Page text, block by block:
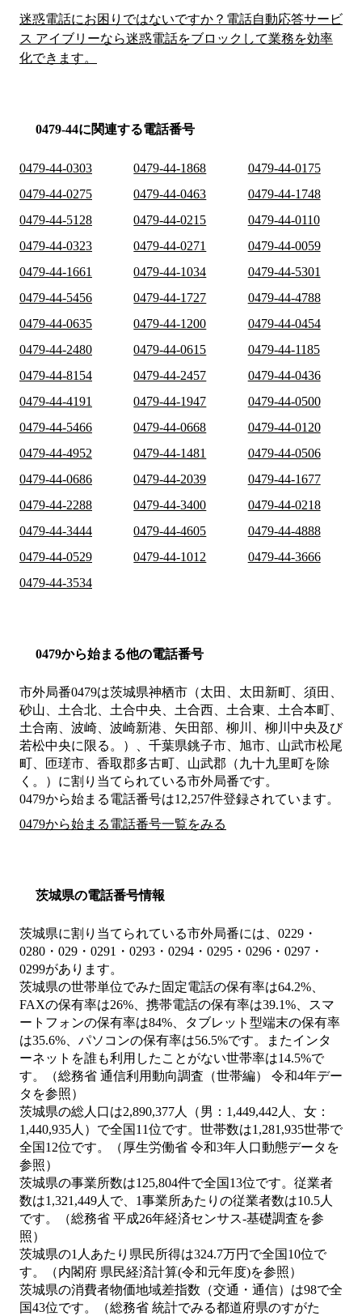
迷惑電話にお困りではないですか？電話自動応答サービ
ス アイブリーなら迷惑電話をブロックして業務を効率
化できます。
0479-44に関連する電話番号
0479-44-0303 0479-44-1868
0479-44-0175
0479-44-0275
0479-44-0463
0479-44-1748
0479-44-5128
0479-44-0215
0479-44-0110
0479-44-0323
0479-44-0271
0479-44-0059
0479-44-1661
0479-44-1034
0479-44-5301
0479-44-5456
0479-44-1727
0479-44-4788
0479-44-0635
0479-44-1200
0479-44-0454
0479-44-2480
0479-44-0615
0479-44-1185
0479-44-8154
0479-44-2457
0479-44-0436
0479-44-4191
0479-44-1947
0479-44-0500
0479-44-5466
0479-44-0668
0479-44-0120
0479-44-4952
0479-44-1481
0479-44-0506
0479-44-0686
0479-44-2039
0479-44-1677
0479-44-2288
0479-44-3400
0479-44-0218
0479-44-3444
0479-44-4605
0479-44-4888
0479-44-0529
0479-44-1012
0479-44-3666
0479-44-3534
0479から始まる他の電話番号
市外局番0479は茨城県神栖市（太田、太田新町、須田、
砂山、土合北、土合中央、土合西、土合東、土合本町、
土合南、波崎、波崎新港、矢田部、柳川、柳川中央及び
若松中央に限る。）、千葉県銚子市、旭市、山武市松尾
町、匝瑳市、香取郡多古町、山武郡（九十九里町を除
く。） に割り当てられている市外局番です。
0479から始まる電話番号は12,257件登録されています。
0479から始まる電話番号一覧をみる
茨城県の電話番号情報
茨城県に割り当てられている市外局番には、0229・
0280・029・0291・0293・0294・0295・0296・0297・
0299があります。
茨城県の世帯単位でみた固定電話の保有率は64.2%、
FAXの保有率は26%、携帯電話の保有率は39.1%、スマ
ートフォンの保有率は84%、タブレット型端末の保有率
は35.6%、パソコンの保有率は56.5%です。またインタ
ーネットを誰も利用したことがない世帯率は14.5%で
す。（総務省 通信利用動向調査（世帯編） 令和4年デー
タを参照）
茨城県の総人口は2,890,377人（男：1,449,442人、女：
1,440,935人）で全国11位です。世帯数は1,281,935世帯で
全国12位です。（厚生労働省 令和3年人口動態データを
参照）
茨城県の事業所数は125,804件で全国13位です。従業者
数は1,321,449人で、1事業所あたりの従業者数は10.5人
です。（総務省 平成26年経済センサス‐基礎調査を参
照）
茨城県の1人あたり県民所得は324.7万円で全国10位で
す。（内閣府 県民経済計算(令和元年度)を参照）
茨城県の消費者物価地域差指数（交通・通信）は98で全
国43位です。（総務省 統計でみる都道府県のすがた